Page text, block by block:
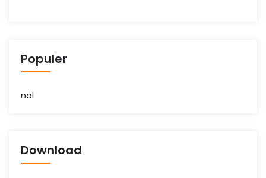
Populer
nol
Download